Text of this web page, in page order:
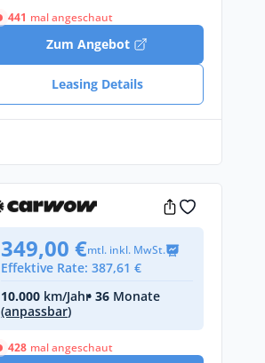
441 mal angeschaut
Zum Angebot
Leasing Details
349,00 €mtl. inkl. MwSt.
Effektive Rate: 387,61 €
10.000 km/Jahr• 36 Monate
(anpassbar)
428 mal angeschaut